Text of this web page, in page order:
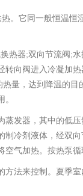
热。它同一般恒温
热器;双向节流阀;
向阀进入冷凝加
量，达到降温的
发器，其中的低
冷剂液体，经双
气加热。按热泵
法来控制。夏季